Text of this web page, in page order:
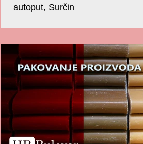
autoput, Surčin